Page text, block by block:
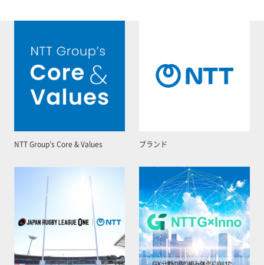
NTT Group’s Core & Values ブランド